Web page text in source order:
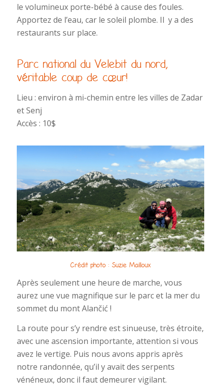
le volumineux porte-bébé à cause des foules.
Apportez de l’eau, car le soleil plombe. Il y a des
restaurants sur place.
Parc national du Velebit du nord,
véritable coup de cœur!
Lieu : environ à mi-chemin entre les villes de Zadar
et Senj
Accès : 10$
Crédit photo : Suzie Mailloux
Après seulement une heure de marche, vous
aurez une vue magnifique sur le parc et la mer du
sommet du mont Alančić !
La route pour s’y rendre est sinueuse, très étroite,
avec une ascension importante, attention si vous
avez le vertige. Puis nous avons appris après
notre randonnée, qu’il y avait des serpents
vénéneux, donc il faut demeurer vigilant.